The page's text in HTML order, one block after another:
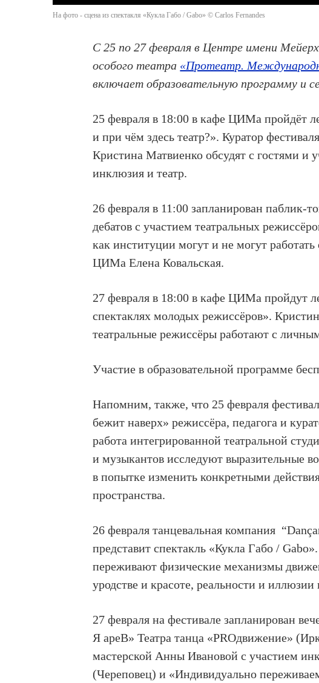
На фото - сцена из спектакля «Кукла Габо / Gabo» © Carlos Fernandes
С 25 по 27 февраля в Центре имени
особого театра «Протеатр.
включает образовательную программу и
25 февраля в 18:00 в кафе ЦИМа пройдёт
и при чём здесь театр?». Куратор
Кристина Матвиенкообсудят с гостями и
инклюзия и театр.
26 февраля в 11:00 запланирован
дебатов с участием театральных
как институции могут и не могут
ЦИМа Елена Ковальская.
27 февраля в 18:00 в кафе ЦИМа пройдут
спектаклях молодых режиссёров».
театральные режиссёры работают с
Участие в образовательной программе
Напомним, также, что 25 февраля
бежит наверх» режиссёра, педагога и
работа интегрированной театральной
и музыкантов исследуют выразительные
в попытке изменить конкретными
пространства.
26 февраля танцевальная компания
представит спектакль «Кукла Габо /
переживают физические механизмы
уродстве и красоте, реальности и
27 февраля на фестивале запланирован
Я ареВ» Театра танца «PROдвижение»
мастерской Анны Ивановой с участием
(Череповец) и «Индивидуально